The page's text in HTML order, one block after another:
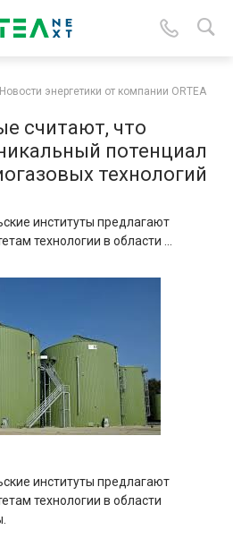
Новости энергетики от компании ORTEA
считают, что
потенциал
технологий
институты предлагают
технологии в области ...
институты предлагают
технологии в области